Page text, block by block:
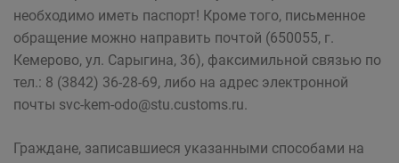
необходимо иметь паспорт! Кроме того, письменное
обращение можно направить почтой (650055, г.
Кемерово, ул. Сарыгина, 36), факсимильной связью по
тел.: 8 (3842) 36-28-69, либо на адрес электронной
почты svc-kem-odo@stu.customs.ru.
Граждане, записавшиеся указанными способами на